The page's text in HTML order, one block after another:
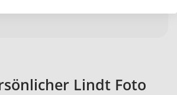
Lindt Foto